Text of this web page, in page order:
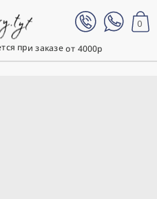
при заказе от 4000р
0